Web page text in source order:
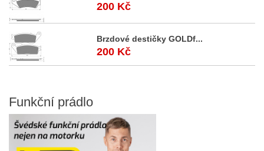
200 Kč
Brzdové destičky GOLDf...
200 Kč
Funkční prádlo